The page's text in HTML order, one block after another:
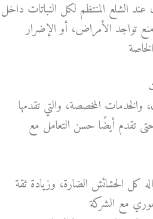
عند الشلع المنتظم لكل النباتات داخل
تواجد الأمراض، أو الإضرار
والخدمات المخصصة، والتي تقدمها
تقدم أيضًا حسن التعامل مع
كل الحشائش الضارة، وزيادة ثقة
مع الشركة